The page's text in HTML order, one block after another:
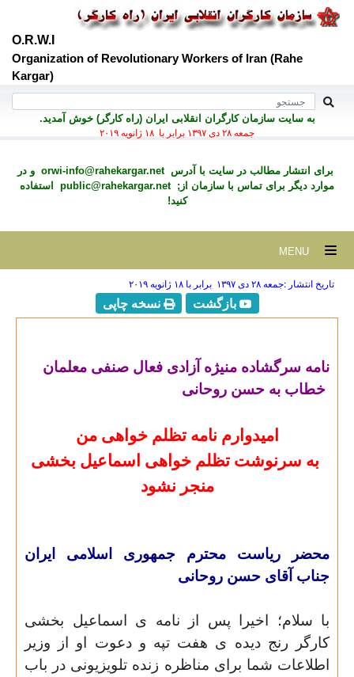
O.R.W.I
Organization of Revolutionary Workers of Iran (Rahe
Kargar)
به سايت سازمان کارگران انقلابی ايران (راه کارگر) خوش آمديد.
جمعه ۲۸ دی ۱۳۹۷ برابر با ۱۸ ژانويه ۲۰۱۹
برای انتشار مطالب در سايت با آدرسorwi-info@rahekargar.net و در
موارد ديگر برای تماس با سازمان از;public@rahekargar.net
استفاده
کنید!
تاریخ انتشار :جمعه ۲۸ دی ۱۳۹۷ برابر با ۱۸ ژانويه ۲۰۱۹
بازگشت نسخه چاپی
نامه سرگشاده منیژه آزادی فعال صنفی معلمان
خطاب به حسن روحانی
امیدوارم نامه تظلم خواهی من
به سرنوشت تظلم خواهی اسماعیل بخشی
منجر نشود
محضر ریاست محترم جمهوری اسلامی ایران
جناب آقای حسن روحانی
با سلام؛
اخیرا پس از نامه ی اسماعیل بخشی
کارگر رنج دیده ی هفت تپه و دعوت او از وزیر
اطلاعات شما برای مناظره زنده تلویزیونی در باب